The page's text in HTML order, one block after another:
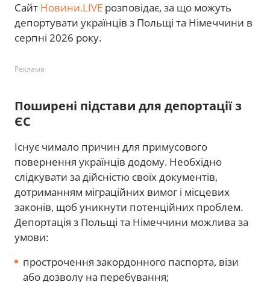
Сайт Новини.LIVE розповідає, за що можуть
депортувати українців з Польщі та Німеччини в
серпні 2026 року.
Реклама
Поширені підстави для депортації з
ЄС
Існує чимало причин для примусового
повернення українців додому. Необхідно
слідкувати за дійсністю своїх документів,
дотриманням міграційних вимог і місцевих
законів, щоб уникнути потенційних проблем.
Депортація з Польщі та Німеччини можлива за
умови:
прострочення закордонного паспорта, візи
або дозволу на перебування;